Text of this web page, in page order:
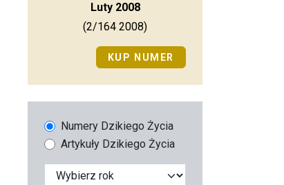
Luty 2008
(2/164 2008)
KUP NUMER
Numery Dzikiego Życia
Artykuły Dzikiego Życia